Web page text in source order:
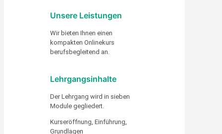
Unsere Leistungen
Wir bieten Ihnen einen
kompakten Onlinekurs
berufsbegleitend an.
Lehrgangsinhalte
Der Lehrgang wird in sieben
Module gegliedert.
Kurseröffnung, Einführung,
Grundlagen